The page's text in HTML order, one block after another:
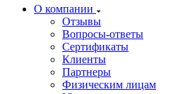
О компании
Отзывы
Вопросы-ответы
Сертификаты
Клиенты
Партнеры
Физическим лицам